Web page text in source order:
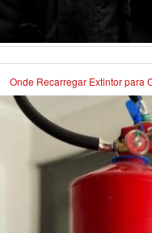
Onde Recarregar Extintor para